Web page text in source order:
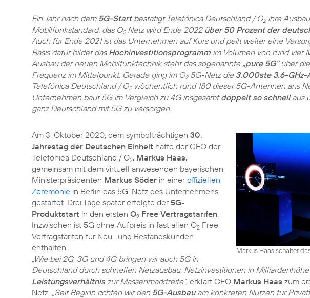
Ein Jahr nach dem 5G-Startbestätigt Telefónica Deutschland / O2ihre
Mobilfunkstandard: das O2Netz wird Ende 2022 über 50 Prozent der
Auch für Ende 2021 ist das Unternehmen auf Kurs und peilt weiter eine
Basis dafür bildet das Hochinvestitionsprogramm im Volumen von rund vier
Ausbau der neuen Mobilfunktechnik steht das sogenannte „pure 5G“über
Frequenz im Mittelpunkt. Gerade ging im O25G-Netz die 3.000ste 3.6-GHz-
Telefónica Deutschland / O2wöchentlich rund 180 dieser 5G-Antennen ans
Unternehmen baut 5G im Vergleich zu 4G insgesamtdoppelt so schnellaus
ganz Deutschland mit 5G zu versorgen.
Markus Haas schaltet
Am 3. Oktober 2020, dem symbolträchtigen 30.
Jahrestag der Deutschen Einheit hatte der CEO der
Telefónica Deutschland / O2, Markus Haas,
gemeinsam mit dem virtuell anwesenden bayerischen
Ministerpräsidenten Markus Söder in eineroffiziellen
Zeremonie in Berlin das 5G-Netz des Unternehmens
gestartet. Drei Tage später erfolgte der5G-
Produktstart in den ersten O2 Free Vertragstarifen.
Inzwischen ist 5G ohne Aufpreis in fast allen O2 Free
Vertragstarifen für Neu- und Bestandskunden
„Wie bei 2G, 3G und 4G bringen wir auch 5G in
Deutschland durch schnellen Netzausbau, Netzinvestitionen in
Leistungsverhältniszur Massenmarktreife“, erklärt CEO Markus Haas zum
Netz. „Seit Beginn richten wir den 5G-Ausbauam konkreten Nutzen für